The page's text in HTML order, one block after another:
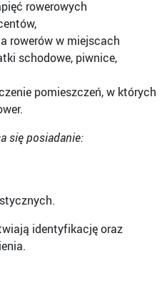
rowerowych
rowerów w miejscach
schodowe, piwnice,
pomieszczeń, w których
się posiadanie:
identyfikację oraz